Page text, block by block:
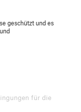
geschützt und es
und
für die